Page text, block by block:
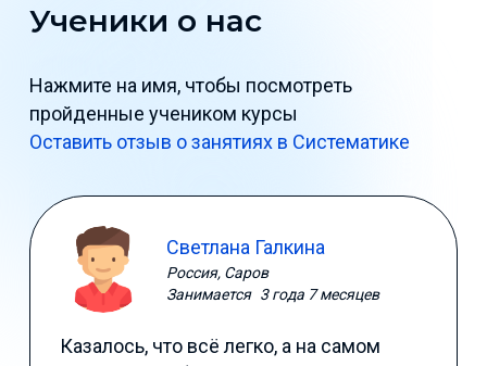
Ученики о нас
Нажмите на имя, чтобы посмотреть
пройденные учеником курсы
Оставить отзыв о занятиях в Систематике
Светлана Галкина
Россия, Саров
Занимается 3 года 7 месяцев
Казалось, что всё легко, а на самом